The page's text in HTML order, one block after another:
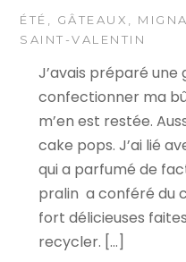
ÉTÉ GÂTEAUX
SAINT-VALENTIN
J’avais préparé
confectionner ma
m’en est restée.
cake pops. J’ai lié
qui a parfumé de
pralin a conféré du
fort délicieuses
recycler. […]